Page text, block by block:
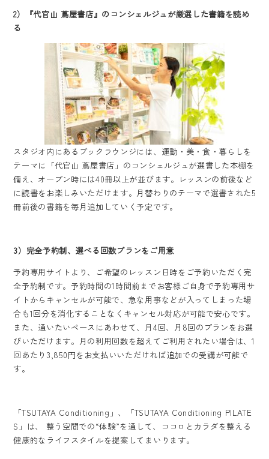
2）『代官山 蔦屋書店』のコンシェルジュが厳選した書籍を読め
る
スタジオ内にあるブックラウンジには、運動・美・食・暮らしを
テーマに「代官山 蔦屋書店」のコンシェルジュが選書した本棚を
備え、オープン時には40冊以上が並びます。レッスンの前後など
に読書をお楽しみいただけます。月替わりのテーマで選書された5
冊前後の書籍を毎月追加していく予定です。
3）完全予約制、選べる回数プランをご用意
予約専用サイトより、ご希望のレッスン日時をご予約いただく完
全予約制です。予約時間の1時間前までお客様ご自身で予約専用サ
イトからキャンセルが可能で、急な用事などが入ってしまった場
合も1回分を消化することなくキャンセル対応が可能で安心です。
また、通いたいペースにあわせて、月4回、月8回のプランをお選
びいただけます。月の利用回数を超えてご利用されたい場合は、1
回あたり3,850円をお支払いいただければ追加での受講が可能で
す。
「TSUTAYA Conditioning」、「TSUTAYA Conditioning PILATE
S」は、 整う空間での“体験”を通して、ココロとカラダを整える
健康的なライフスタイルを提案してまいります。